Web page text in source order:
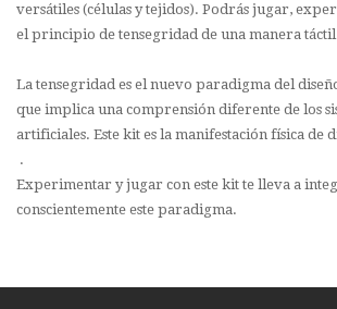
versátiles (células y tejidos). Podrás jugar,
el principio de tensegridad de una manera
La tensegridad es el nuevo paradigma del
que implica una comprensión diferente de los
artificiales. Este kit es la manifestación física de
.
Experimentar y jugar con este kit te lleva a
conscientemente este paradigma.